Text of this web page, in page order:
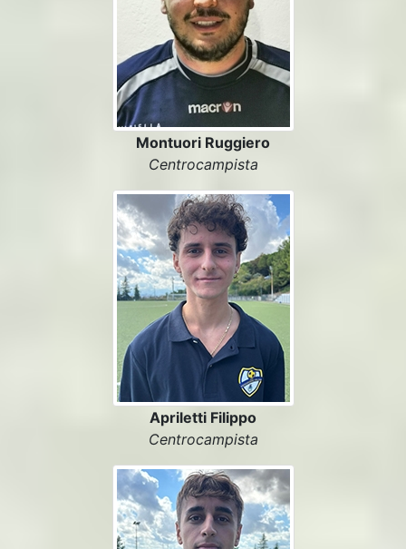
Montuori Ruggiero
Centrocampista
Apriletti Filippo
Centrocampista